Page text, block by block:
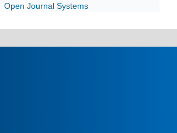
Open Journal Systems